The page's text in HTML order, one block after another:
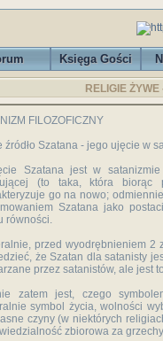
Księga Gości
RELIGIE
FILOZOFICZNY
źródło Szatana - jego ujęcie w
Szatana jest w
(to taka, która biorąc
go na nowo;
Szatana jako
równości.
przed wyodrębnieniem 2
że Szatan dla satanisty
przez satanistów, ale jest
zatem jest, czego
symbol życia, wolności
czyny (w niektórych
zbiorowa za